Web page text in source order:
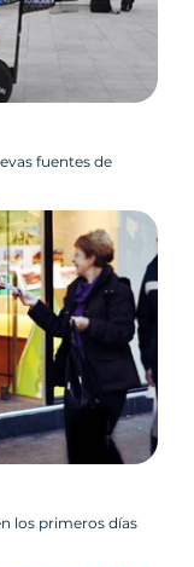
fuentes de
los primeros días